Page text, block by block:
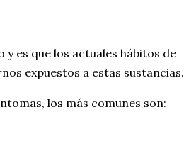
es que los actuales hábitos de
expuestos a estas sustancias.
los más comunes son: